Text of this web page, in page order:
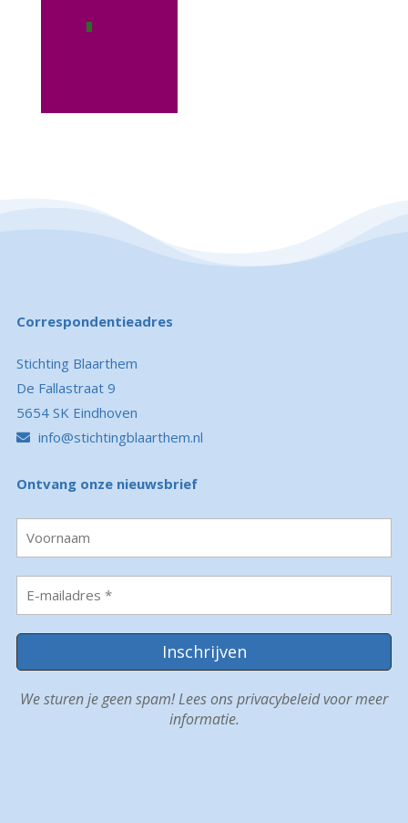
Correspondentieadres
Stichting Blaarthem
De Fallastraat 9
5654 SK Eindhoven
info@stichtingblaarthem.nl
Ontvang onze nieuwsbrief
We sturen je geen spam! Lees onsprivacybeleidvoor meer
informatie.